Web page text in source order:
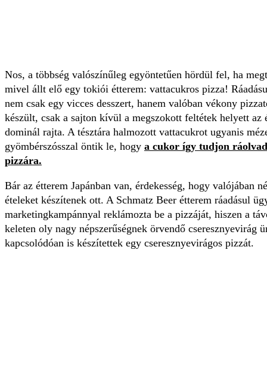
Nos, a többség valószínűleg egyöntetűen hördül fel, ha
mivel állt elő egy tokiói étterem: vattacukros pizza!
nem csak egy vicces desszert, hanem valóban vékony
készült, csak a sajton kívül a megszokott feltétek helyett az
dominál rajta. A tésztára halmozott vattacukrot ugyanis
gyömbérszósszal öntik le, hogy a cukor így tudjon
pizzára.
Bár az étterem Japánban van, érdekesség, hogy valójában
ételeket készítenek ott. A Schmatz Beer étterem ráadásul
marketingkampánnyal reklámozta be a pizzáját, hiszen a
keleten oly nagy népszerűségnek örvendő cseresznyevirág
kapcsolódóan is készítettek egy cseresznyevirágos pizzát.